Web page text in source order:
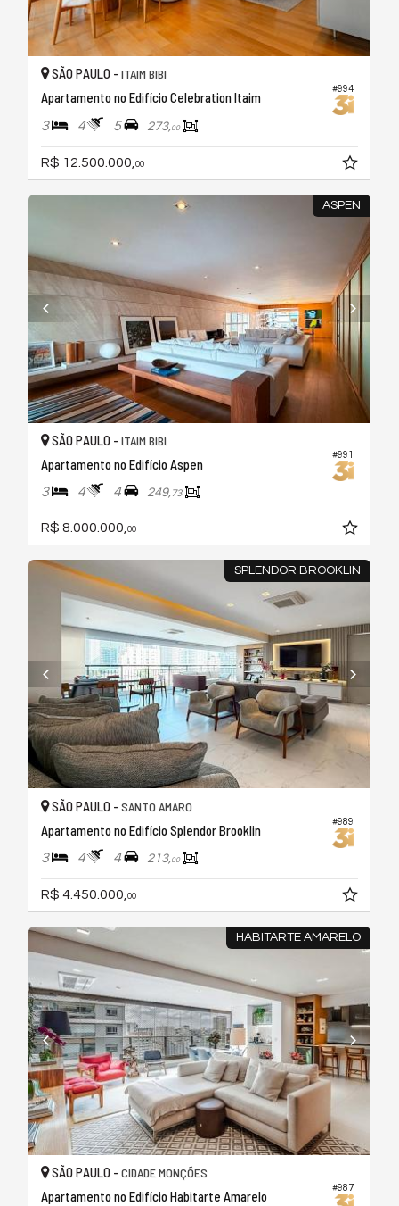
#994
SÃO PAULO - ITAIM BIBI
Apartamento no Edifício Celebration Itaim
3 4 5 273,00
R$ 12.500.000, 00
ASPEN
#991
SÃO PAULO - ITAIM BIBI
Apartamento no Edifício Aspen
3 4 4 249,73
R$ 8.000.000, 00
SPLENDOR BROOKLIN
#989
SÃO PAULO - SANTO AMARO
Apartamento no Edifício Splendor Brooklin
3 4 4 213,00
R$ 4.450.000, 00
HABITARTE AMARELO
#987
SÃO PAULO - CIDADE MONÇÕES
Apartamento no Edifício Habitarte Amarelo